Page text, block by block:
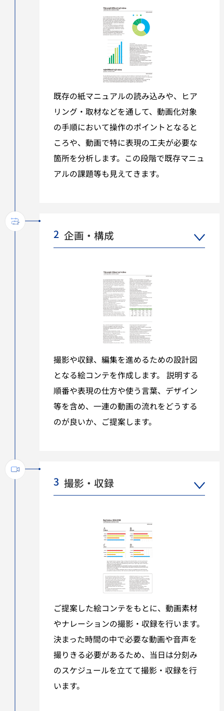
既存の紙マニュアルの読み込みや、ヒア
リング・取材などを通して、動画化対象
の手順において操作のポイントとなると
ころや、動画で特に表現の工夫が必要な
箇所を分析します。この段階で既存マニュ
アルの課題等も見えてきます。
2 企画・構成
撮影や収録、編集を進めるための設計図
となる絵コンテを作成します。 説明する
順番や表現の仕方や使う言葉、デザイン
等を含め、一連の動画の流れをどうする
のが良いか、ご提案します。
3 撮影・収録
ご提案した絵コンテをもとに、動画素材
やナレーションの撮影・収録を行います。
決まった時間の中で必要な動画や音声を
撮りきる必要があるため、当日は分刻み
のスケジュールを立てて撮影・収録を行
います。